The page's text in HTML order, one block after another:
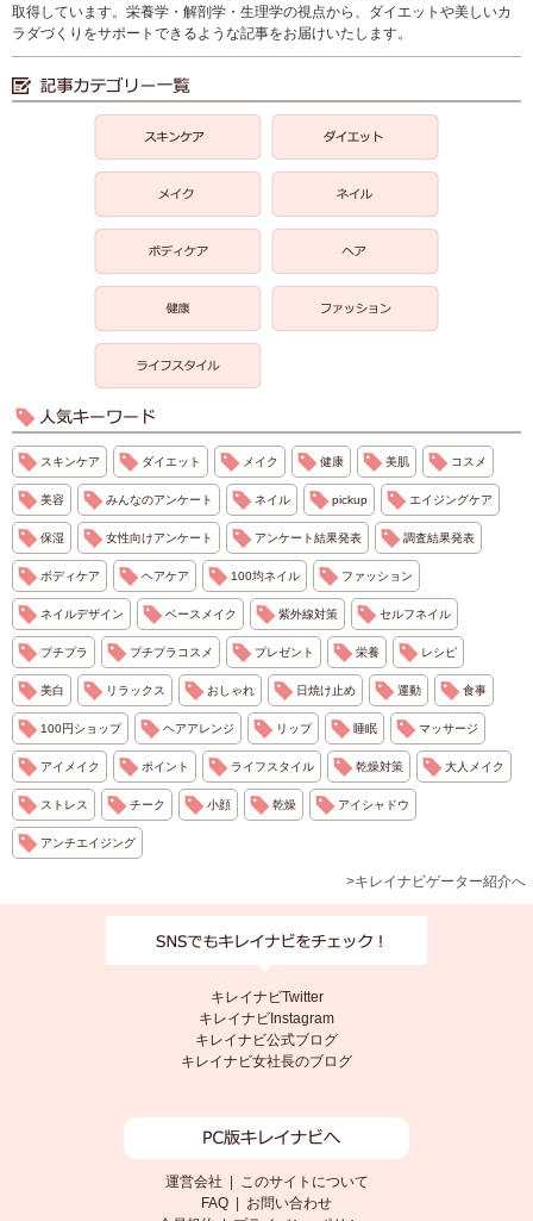
取得しています。栄養学・解剖学・生理学の視点から、ダイエットや美しいカ
ラダづくりをサポートできるような記事をお届けいたします。
スキンケア ダイエット メイク 健康 美肌 コスメ
美容 みんなのアンケート ネイル pickup エイジングケア
保湿 女性向けアンケート アンケート結果発表 調査結果発表
ボディケア ヘアケア 100均ネイル ファッション
ネイルデザイン ベースメイク 紫外線対策 セルフネイル
プチプラ プチプラコスメ プレゼント 栄養 レシピ
美白 リラックス おしゃれ 日焼け止め 運動 食事
100円ショップ ヘアアレンジ リップ 睡眠 マッサージ
アイメイク ポイント ライフスタイル 乾燥対策 大人メイク
ストレス チーク 小顔 乾燥 アイシャドウ
アンチエイジング
>キレイナビゲーター紹介へ
キレイナビTwitter
キレイナビInstagram
キレイナビ公式ブログ
キレイナビ女社長のブログ
運営会社
このサイトについて
FAQ
お問い合わせ